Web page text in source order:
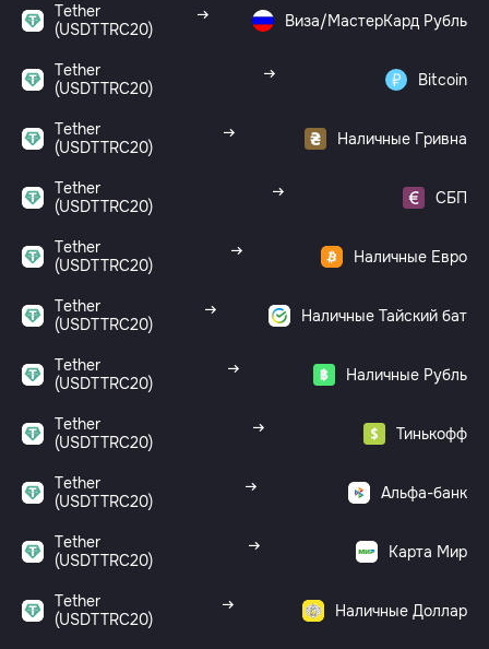
Tether
(USDTTRC20)
Виза/МастерКард Рубль
Tether
(USDTTRC20)
Bitcoin
Tether
(USDTTRC20)
Наличные Гривна
Tether
(USDTTRC20)
СБП
Tether
(USDTTRC20)
Наличные Евро
Tether
(USDTTRC20)
Наличные Тайский бат
Tether
(USDTTRC20)
Наличные Рубль
Tether
(USDTTRC20)
Тинькофф
Tether
(USDTTRC20)
Альфа-банк
Tether
(USDTTRC20)
Карта Мир
Tether
(USDTTRC20)
Наличные Доллар